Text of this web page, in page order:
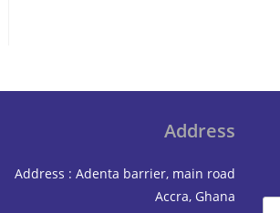
Address
Address : Adenta barrier, main road
Accra, Ghana